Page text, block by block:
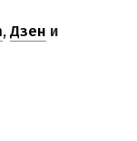
,Дзен и